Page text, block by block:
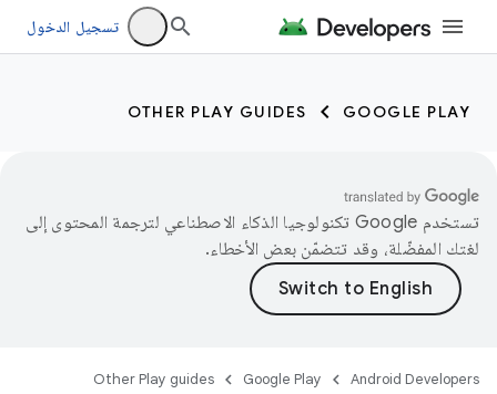
تسجيل الدخول
GOOGLE PLAY
OTHER PLAY GUIDES
تستخدم Google تكنولوجيا الذكاء الاصطناعي لترجمة المحتوى إلى
لغتك المفضّلة، وقد تتضمّن بعض الأخطاء.
Android Developers
Google Play
Other Play guides